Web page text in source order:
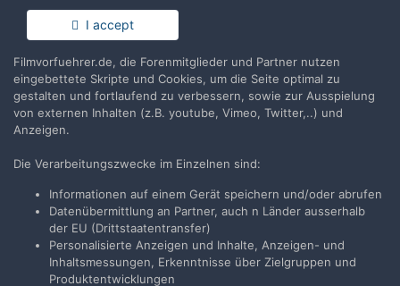
Du hast bereits ein Benutzerkonto? Melde Dich hier an.
Jetzt anmelden
Teilen Folgen
Zur Themenübersicht
I accept
Filmvorfuehrer.de, die Forenmitglieder und Partner nutzen
eingebettete Skripte und Cookies, um die Seite optimal zu
gestalten und fortlaufend zu verbessern, sowie zur Ausspielung
von externen Inhalten (z.B. youtube, Vimeo, Twitter,..) und
Anzeigen.
Die Verarbeitungszwecke im Einzelnen sind:
Informationen auf einem Gerät speichern und/oder abrufen
Datenübermittlung an Partner, auch n Länder ausserhalb
der EU (Drittstaatentransfer)
Personalisierte Anzeigen und Inhalte, Anzeigen- und
Inhaltsmessungen, Erkenntnisse über Zielgruppen und
Produktentwicklungen